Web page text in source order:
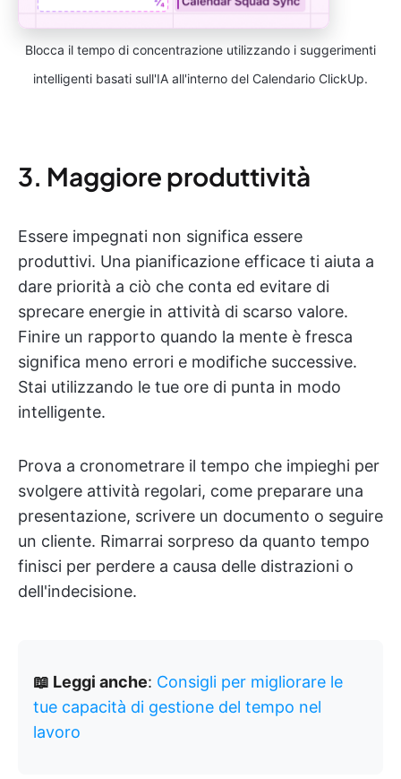
Blocca il tempo di concentrazione utilizzando i suggerimenti
intelligenti basati sull'IA all'interno del Calendario ClickUp.
3. Maggiore produttività
Essere impegnati non significa essere
produttivi. Una pianificazione efficace ti aiuta a
dare priorità a ciò che conta ed evitare di
sprecare energie in attività di scarso valore.
Finire un rapporto quando la mente è fresca
significa meno errori e modifiche successive.
Stai utilizzando le tue ore di punta in modo
intelligente.
Prova a cronometrare il tempo che impieghi per
svolgere attività regolari, come preparare una
presentazione, scrivere un documento o seguire
un cliente. Rimarrai sorpreso da quanto tempo
finisci per perdere a causa delle distrazioni o
dell'indecisione.
📖 Leggi anche: Consigli per migliorare le
tue capacità di gestione del tempo nel
lavoro